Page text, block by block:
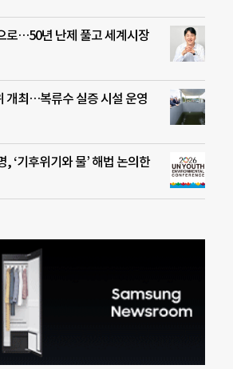
로…50년 난제 풀고 세계시장
개최…복류수 실증 시설 운영
‘기후위기와 물’ 해법 논의한